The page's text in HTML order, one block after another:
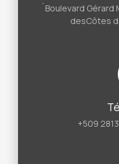
´Boulevard
desCôtes
+509